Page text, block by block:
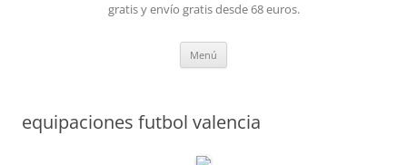
gratis y envío gratis desde 68 euros.
Menú
equipaciones futbol valencia